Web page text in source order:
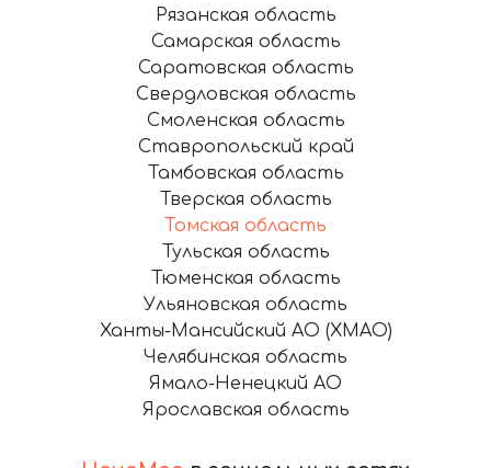
Рязанская область
Самарская область
Саратовская область
Свердловская область
Смоленская область
Ставропольский край
Тамбовская область
Тверская область
Томская область
Тульская область
Тюменская область
Ульяновская область
Ханты-Мансийский АО (ХМАО)
Челябинская область
Ямало-Ненецкий АО
Ярославская область